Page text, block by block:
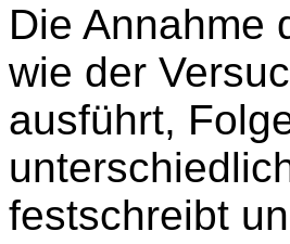
Die Annahme
wie der
ausführt,
festschreibt